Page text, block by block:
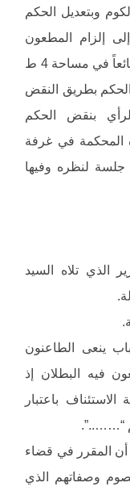
سنة 1962 شبين الكوم وبتعديل الحكم
المستأنف الصادر بجلسة 25/3/1987 إلى إلزام المطعون
عليهن بتسليم الطاعنين قيراطا واحداً شائعاً في مساحة 4 ط
بطريق النقض
بنقض الحكم
في غرفة
لنظره وفيها
الذي تلاه السيد
ينعى الطاعنون
فيه البطلان إذ
باعتبار
“……..”.
المقرر في قضاء
وصفاتهم الذي